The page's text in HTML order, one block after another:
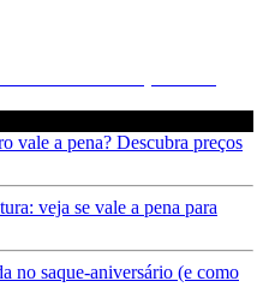
vale a pena? Descubra preços
veja se vale a pena para
no saque-aniversário (e como